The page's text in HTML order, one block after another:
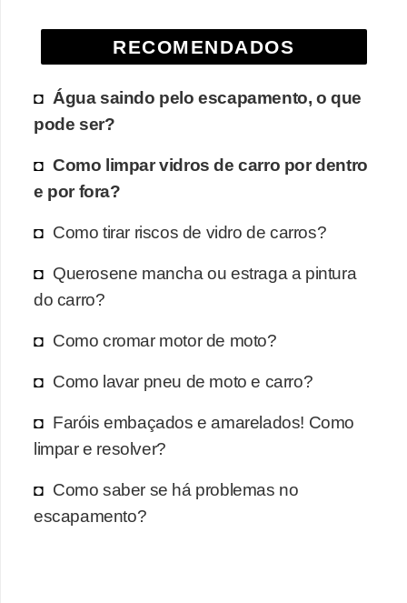
RECOMENDADOS
Água saindo pelo escapamento, o que
pode ser?
Como limpar vidros de carro por dentro
e por fora?
Como tirar riscos de vidro de carros?
Querosene mancha ou estraga a pintura
do carro?
Como cromar motor de moto?
Como lavar pneu de moto e carro?
Faróis embaçados e amarelados! Como
limpar e resolver?
Como saber se há problemas no
escapamento?